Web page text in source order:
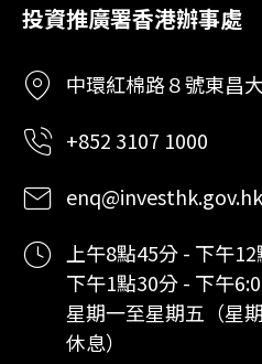
投資推廣署香港辦事處
中環紅棉路８號東昌
+852 3107 1000
enq@investhk.gov.hk
上午8點45分 - 下午
下午1點30分 - 下午
星期一至星期五（星
休息）